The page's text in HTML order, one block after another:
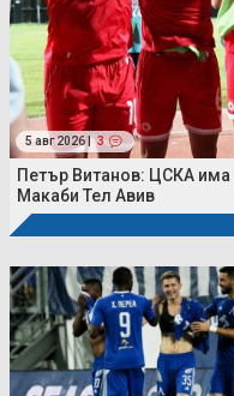
5 авг 2026 | 3
Петър Витанов: ЦСКА
Макаби Тел Авив